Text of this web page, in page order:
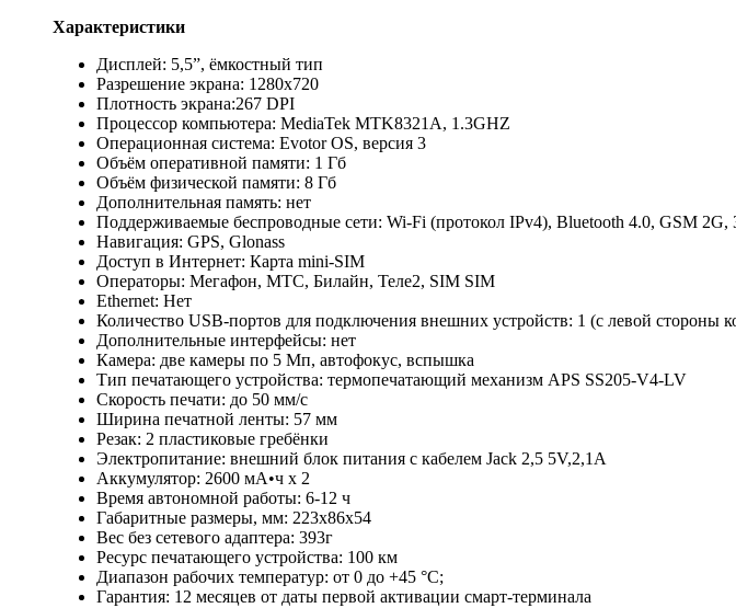
Характеристики
Дисплей: 5,5”, ёмкостный тип
Разрешение экрана: 1280х720
Плотность экрана:267 DPI
Процессор компьютера: MediaTek MTK8321A, 1.3GHZ
Операционная система: Evotor OS, версия 3
Объём оперативной памяти: 1 Гб
Объём физической памяти: 8 Гб
Дополнительная память: нет
Поддерживаемые беспроводные сети: Wi-Fi (протокол IPv4), Bluetooth 4.0, GSM 2G,
Навигация: GPS, Glonass
Доступ в Интернет: Карта mini-SIM
Операторы: Мегафон, МТС, Билайн, Теле2, SIM SIM
Ethernet: Нет
Количество USB-портов для подключения внешних устройств: 1 (с левой стороны
Дополнительные интерфейсы: нет
Камера: две камеры по 5 Мп, автофокус, вспышка
Тип печатающего устройства: термопечатающий механизм APS SS205-V4-LV
Скорость печати: до 50 мм/с
Ширина печатной ленты: 57 мм
Резак: 2 пластиковые гребёнки
Электропитание: внешний блок питания с кабелем Jack 2,5 5V,2,1A
Аккумулятор: 2600 мА•ч х 2
Время автономной работы: 6-12 ч
Габаритные размеры, мм: 223х86х54
Вес без сетевого адаптера: 393г
Ресурс печатающего устройства: 100 км
Диапазон рабочих температур: от 0 до +45 °С;
Гарантия: 12 месяцев от даты первой активации смарт-терминала